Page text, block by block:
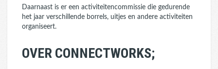
Daarnaast is er een activiteitencommissie die gedurende
het jaar verschillende borrels, uitjes en andere activiteiten
organiseert.
OVER CONNECTWORKS;